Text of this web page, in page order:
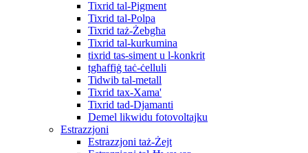
Tixrid tal-Pigment
Tixrid tal-Polpa
Tixrid taż-Żebgħa
Tixrid tal-kurkumina
tixrid tas-siment u l-konkrit
tgħaffiġ taċ-ċelluli
Tidwib tal-metall
Tixrid tax-Xama'
Tixrid tad-Djamanti
Demel likwidu fotovoltajku
Estrazzjoni
Estrazzjoni taż-Żejt